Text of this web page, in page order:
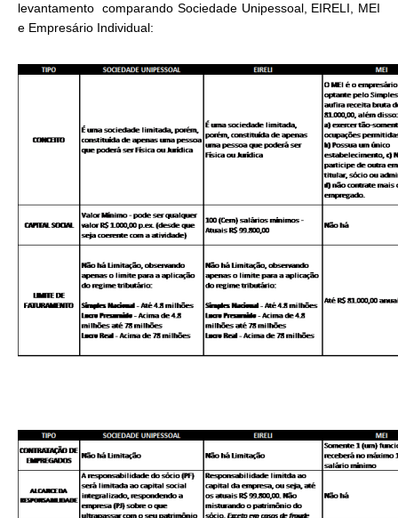
levantamento comparando Sociedade Unipessoal, EIRELI, MEI
e Empresário Individual: